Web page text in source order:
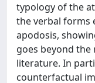
typology of the
the verbal forms
apodosis,
goes beyond
literature. In
counterfactual